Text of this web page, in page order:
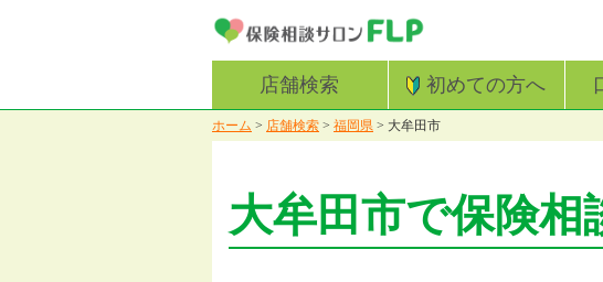
店舗検索 初めての方へ
ホーム > 店舗検索 > 福岡県 > 大牟田市
大牟田市で保険相